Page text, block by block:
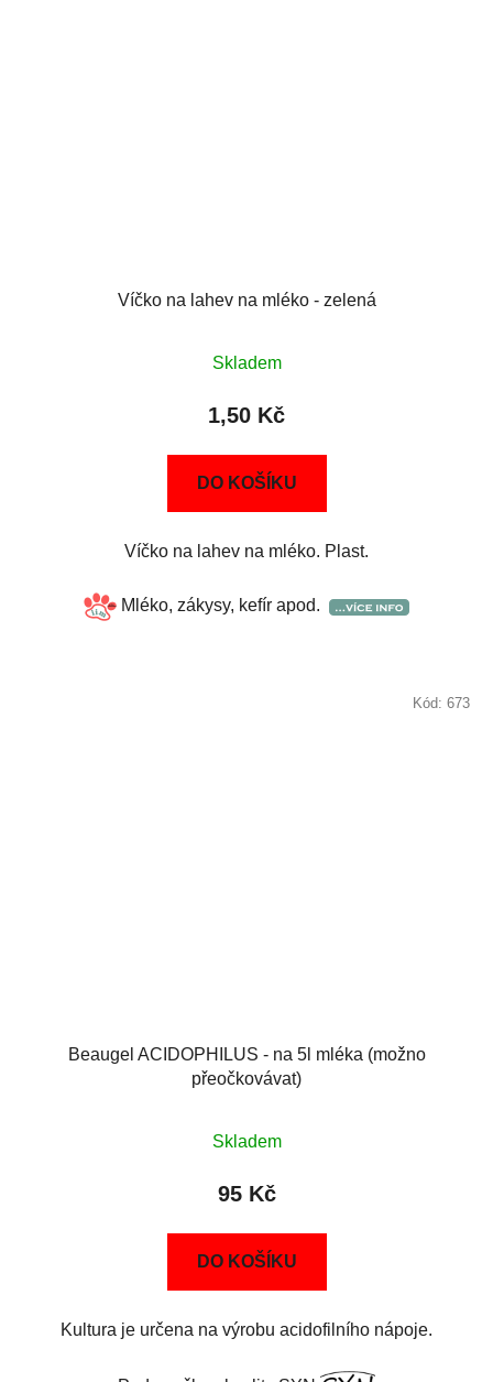
Víčko na lahev na mléko - zelená
Skladem
1,50 Kč
DO KOŠÍKU
Víčko na lahev na mléko. Plast.
Mléko, zákysy, kefír apod.
Beaugel ACIDOPHILUS - na 5l mléka (možno
přeočkovávat)
Skladem
95 Kč
DO KOŠÍKU
Kultura je určena na výrobu acidofilního nápoje.
Kód: 673